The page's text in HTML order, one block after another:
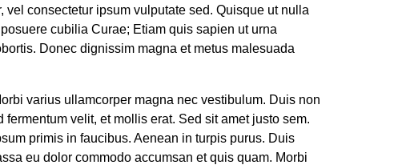
consectetur ipsum vulputate sed. Quisque ut nulla
cubilia Curae; Etiam quis sapien ut urna
Donec dignissim magna et metus malesuada
varius ullamcorper magna nec vestibulum. Duis non
velit, et mollis erat. Sed sit amet justo sem.
primis in faucibus. Aenean in turpis purus. Duis
eu dolor commodo accumsan et quis quam. Morbi